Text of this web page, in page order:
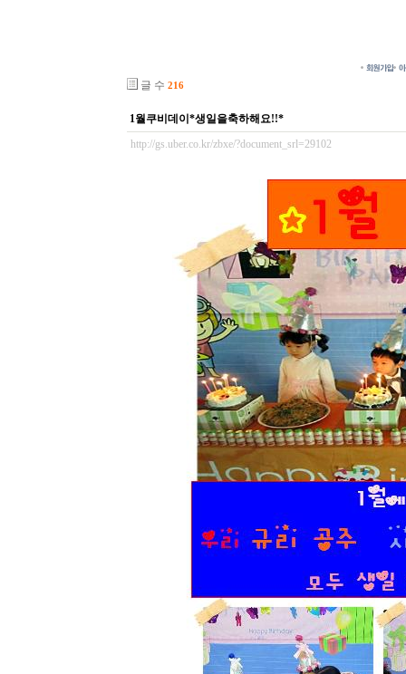
글 수 216
1월쿠비데이*생일을축하해요!!*
http://gs.uber.co.kr/zbxe/?document_srl=29102